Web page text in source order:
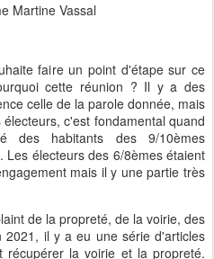
Martine Vassal
faire un point d'étape sur ce
cette réunion ? Il y a des
celle de la parole donnée, mais
c'est fondamental quand
habitants des 9/10èmes
Les électeurs des 6/8èmes étaient
mais il y une partie très
de la propreté, de la voirie, des
2021, il y a eu une série d'articles
récupérer la voirie et la propreté.